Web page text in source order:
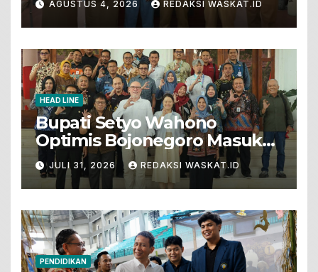
LKS Diksus Tingkat Nasional
AGUSTUS 4, 2026 REDAKSI WASKAT.ID
HEAD LINE
Bupati Setyo Wahono
Optimis Bojonegoro Masuk
Unesco Global Geopark
JULI 31, 2026 REDAKSI WASKAT.ID
PENDIDIKAN